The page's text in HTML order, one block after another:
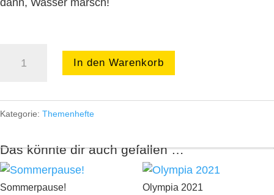
dann, Wasser marsch!
Wasserratten
In den Warenkorb
Kategorie: Themenhefte
Das könnte dir auch gefallen …
Sommerpause! Olympia 2021